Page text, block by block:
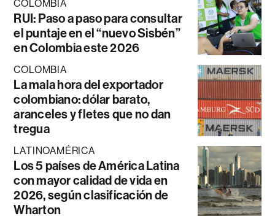
COLOMBIA
RUI: Paso a paso para consultar
el puntaje en el “nuevo Sisbén”
en Colombia este 2026
COLOMBIA
La mala hora del exportador
colombiano: dólar barato,
aranceles y fletes que no dan
tregua
LATINOAMÉRICA
Los 5 países de América Latina
con mayor calidad de vida en
2026, según clasificación de
Wharton